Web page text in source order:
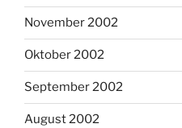
November 2002
Oktober 2002
September 2002
August 2002